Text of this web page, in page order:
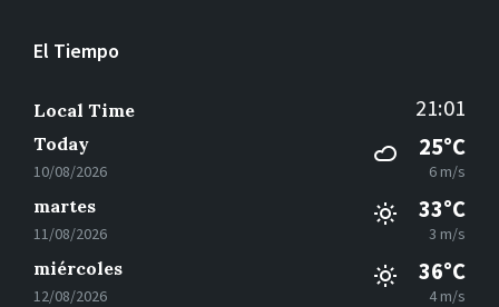
El Tiempo
Local Time 21:01
Today
10/08/2026
25°C
6 m/s
martes
11/08/2026
33°C
3 m/s
miércoles
12/08/2026
36°C
4 m/s